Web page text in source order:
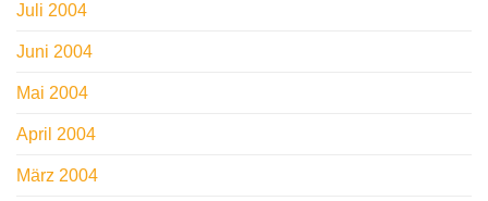
Juli 2004
Juni 2004
Mai 2004
April 2004
März 2004